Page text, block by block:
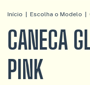
Início Escolha o Modelo
CANECA
PINK